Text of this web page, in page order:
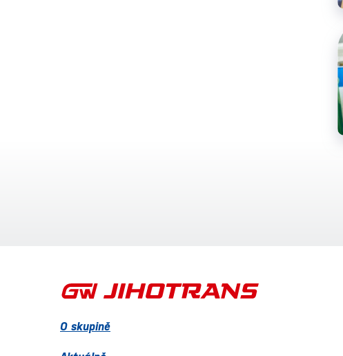
O skupině